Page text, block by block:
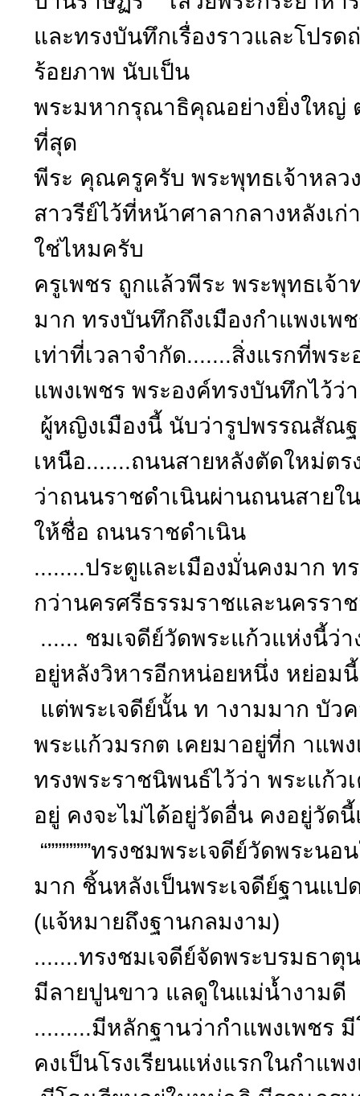
และทรงบันทึกเรื่องราวและโปรด
ร้อยภาพ นับเป็น
พระมหากรุณาธิคุณอย่างยิ่งใหญ่
ที่สุด
พีระ คุณครูครับ พระพุทธเจ้าหล
สาวรีย์ไว้ที่หน้าศาลากลางหลังเ
ใช่ไหมครับ
ครูเพชร ถูกแล้วพีระ พระพุทธเจ้า
มาก ทรงบันทึกถึงเมืองกำแพงเพ
เท่าที่เวลาจำกัด.......สิ่งแรกที่พร
แพงเพชร พระองค์ทรงบันทึกไว้ว่า
ผู้หญิงเมืองนี้ นับว่ารูปพรรณสัณ
เหนือ.......ถนนสายหลังตัดใหม่ต
ว่าถนนราชดำเนินผ่านถนนสายใ
ให้ชื่อ ถนนราชดำเนิน
........ประตูและเมืองมั่นคงมาก ท
กว่านครศรีธรรมราชและนครรา
...... ชมเจดีย์วัดพระแก้วแห่งนี้ว่
อยู่หลังวิหารอีกหน่อยหนึ่ง หย่อม
แต่พระเจดีย์นั้น ท างามมาก บัว
พระแก้วมรกต เคยมาอยู่ที่ก าแพ
ทรงพระราชนิพนธ์ไว้ว่า พระแก้ว
อยู่ คงจะไม่ได้อยู่วัดอื่น คงอยู่วัด
“””””””ทรงชมพระเจดีย์วัดพระ
มาก ชิ้นหลังเป็นพระเจดีย์ฐานแ
(แจ้หมายถึงฐานกลมงาม)
.......ทรงชมเจดีย์จัดพระบรมธาตุ
มีลายปูนขาว แลดูในแม่น้ำงามดี
.........มีหลักฐานว่ากำแพงเพชร
คงเป็นโรงเรียนแห่งแรกในกำแพ